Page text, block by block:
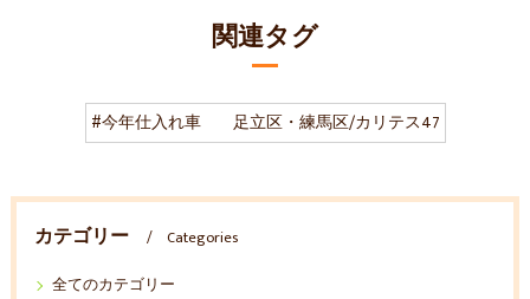
関連タグ
#今年仕入れ車 足立区・練馬区/カリテス47
カテゴリー
Categories
全てのカテゴリー